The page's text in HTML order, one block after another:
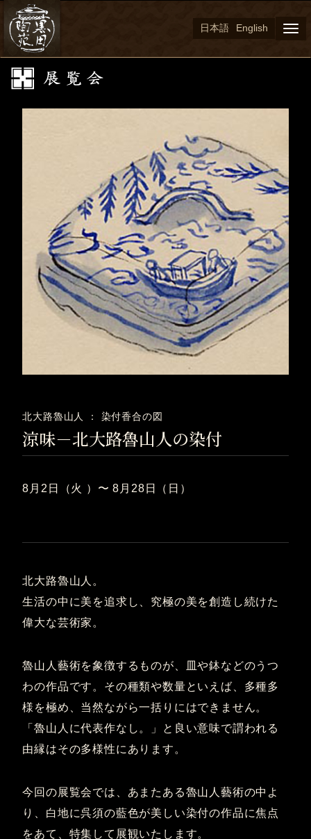
日本語 English
北大路魯山人 ： 染付香合の図
涼味－北大路魯山人の染付
8月2日（火 ）〜 8月28日（日）
北大路魯山人。
生活の中に美を追求し、究極の美を創造し続けた
偉大な芸術家。
魯山人藝術を象徴するものが、皿や鉢などのうつ
わの作品です。その種類や数量といえば、多種多
様を極め、当然ながら一括りにはできません。
「魯山人に代表作なし。」と良い意味で謂われる
由縁はその多様性にあります。
今回の展覧会では、あまたある魯山人藝術の中よ
り、白地に呉須の藍色が美しい染付の作品に焦点
をあて、特集して展観いたします。